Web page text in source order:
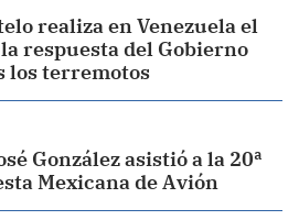
realiza en Venezuela el
respuesta del Gobierno
los terremotos
González asistió a la 20ª
Mexicana de Avión